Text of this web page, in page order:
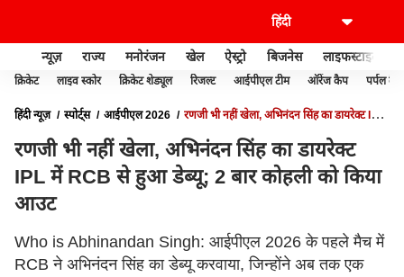
न्यूज़ राज्य मनोरंजन खेल ऐस्ट्रो बिजनेस लाइफस्टाइल
क्रिकेट लाइव स्कोर क्रिकेट शेड्यूल रिजल्ट आईपीएल टीम ऑरेंज कैप पर्पल कैप
हिंदी न्यूज़ स्पोर्ट्स आईपीएल 2026
रणजी भी नहीं खेला, अभिनंदन सिंह का डायरेक्ट IPL
रणजी भी नहीं खेला, अभिनंदन सिंह का डायरेक्ट
IPL में RCB से हुआ डेब्यू; 2 बार कोहली को किया
आउट
Who is Abhinandan Singh: आईपीएल 2026 के पहले मैच में
RCB ने अभिनंदन सिंह का डेब्यू करवाया, जिन्होंने अब तक एक